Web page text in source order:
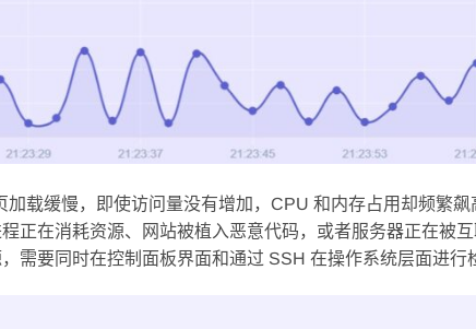
载缓慢，即使访问量没有增加，CPU 和内存占用却频繁飙
正在消耗资源、网站被植入恶意代码，或者服务器正在被
需要同时在控制面板界面和通过 SSH 在操作系统层面进行